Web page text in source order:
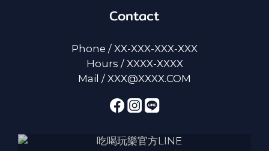
Contact
Phone / XX-XXX-XXX-XXX
Hours / XXXX-XXXX
Mail / XXX@XXXX.COM